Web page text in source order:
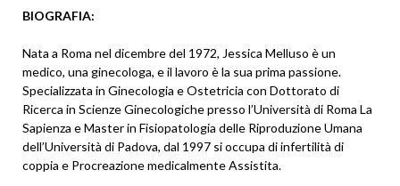
BIOGRAFIA:
Nata a Roma nel dicembre del 1972, Jessica Melluso è un
medico, una ginecologa, e il lavoro è la sua prima passione.
Specializzata in Ginecologia e Ostetricia con Dottorato di
Ricerca in Scienze Ginecologiche presso l’Università di Roma La
Sapienza e Master in Fisiopatologia delle Riproduzione Umana
dell’Università di Padova, dal 1997 si occupa di infertilità di
coppia e Procreazione medicalmente Assistita.